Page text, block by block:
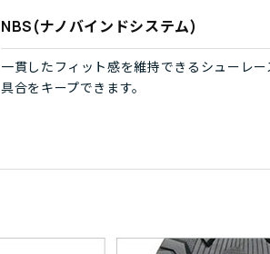
NBS(ナノバインドシステム)
一貫したフィット感を維持できるシューレ
具合をキープできます。